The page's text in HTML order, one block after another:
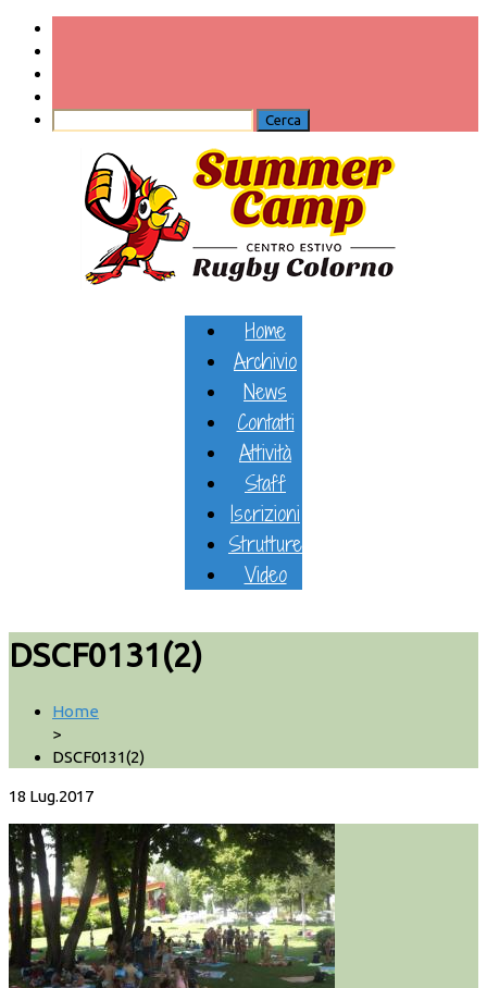
Home
Archivio
News
Contatti
Attività
Staff
Iscrizioni
Strutture
Video
DSCF0131(2)
Home
>
DSCF0131(2)
18 Lug.2017